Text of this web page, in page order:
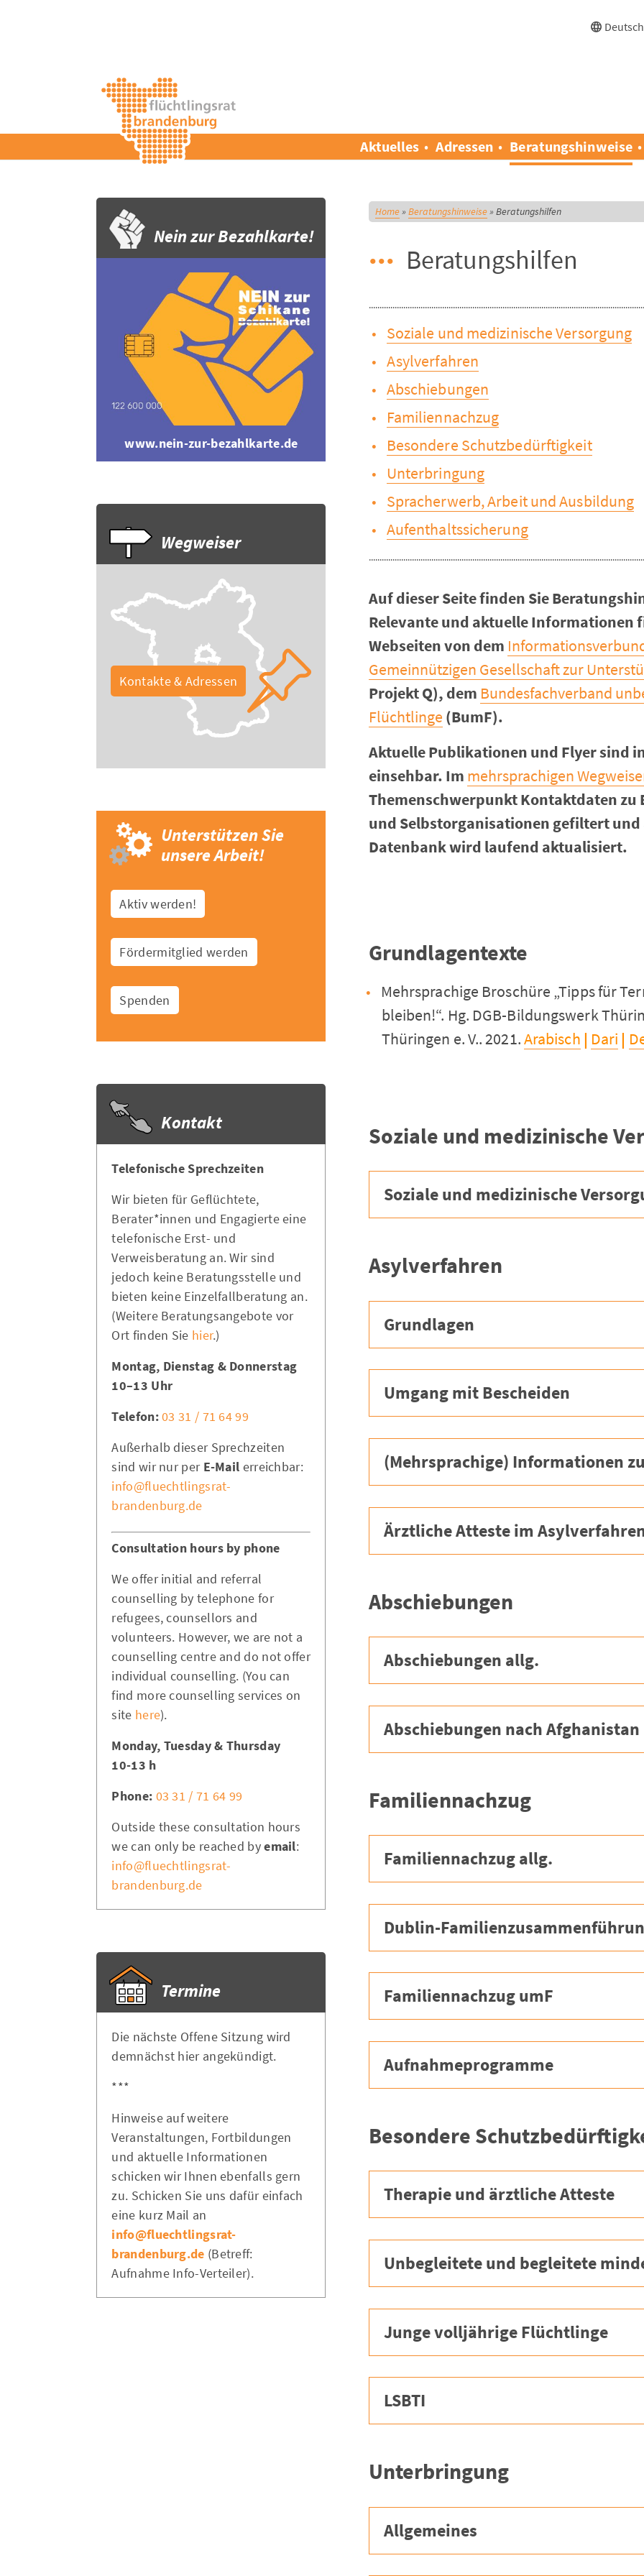
Deutsch
Aktuelles Adressen Beratungshinweise
Home»Beratungshinweise»Beratungshilfen
Beratungshilfen
Soziale und medizinische Versorgung
Asylverfahren
Abschiebungen
Familiennachzug
Besondere Schutzbedürftigkeit
Unterbringung
Spracherwerb, Arbeit und Ausbildung
Aufenthaltssicherung
Auf dieser Seite finden Sie
Relevante und aktuelle Informationen
Webseiten von dem
Gemeinnützigen Gesellschaft zur
Projekt Q), dem Bundesfachverband
Flüchtlinge (BumF).
Aktuelle Publikationen und Flyer sind
einsehbar. Im mehrsprachigen
Themenschwerpunkt Kontaktdaten
und Selbstorganisationen gefiltert
Datenbank wird laufend aktualisiert.
Grundlagentexte
Mehrsprachige Broschüre „Tipps für
bleiben!“. Hg. DGB-Bildungswerk
Thüringen e. V.. 2021.Arabisch | Dari |
Soziale und medizinische
Soziale und medizinische
Asylverfahren
Grundlagen
Umgang mit Bescheiden
(Mehrsprachige) Informationen
Ärztliche Atteste im
Abschiebungen
Abschiebungen allg.
Abschiebungen nach Afghanistan
Familiennachzug
Familiennachzug allg.
Dublin-
Familiennachzug umF
Aufnahmeprogramme
Besondere
Therapie und ärztliche Atteste
Unbegleitete und begleitete
Junge volljährige Flüchtlinge
LSBTI
Unterbringung
Allgemeines
Nein zur Bezahlkarte!
www.nein-zur-bezahlkarte.de
Wegweiser
Kontakte & Adressen
Unterstützen Sie
unsere Arbeit!
Aktiv werden!
Fördermitglied werden
Spenden
Kontakt
Telefonische Sprechzeiten
Wir bieten für Geflüchtete,
Berater*innen und Engagierte eine
telefonische Erst- und
Verweisberatung an. Wir sind
jedoch keine Beratungsstelle und
bieten keine Einzelfallberatung an.
(Weitere Beratungsangebote vor
Ort finden Sie hier.)
Montag, Dienstag & Donnerstag
10–13 Uhr
Telefon:03 31 / 71 64 99
Außerhalb dieser Sprechzeiten
sind wir nur per E-Mail erreichbar:
info@fluechtlingsrat-
brandenburg.de
Consultation hours by phone
We offer initial and referral
counselling by telephone for
refugees, counsellors and
volunteers. However, we are not a
counselling centre and do not offer
individual counselling. (You can
find more counselling services on
site here).
Monday, Tuesday & Thursday
10-13 h
Phone: 03 31 / 71 64 99
Outside these consultation hours
we can only be reached byemail:
info@fluechtlingsrat-
brandenburg.de
Termine
Die nächste Offene Sitzung wird
demnächst hier angekündigt.
***
Hinweise auf weitere
Veranstaltungen, Fortbildungen
und aktuelle Informationen
schicken wir Ihnen ebenfalls gern
zu. Schicken Sie uns dafür einfach
eine kurz Mail an
info@fluechtlingsrat-
brandenburg.de (Betreff:
Aufnahme Info-Verteiler).